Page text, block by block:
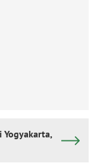
Yogyakarta,